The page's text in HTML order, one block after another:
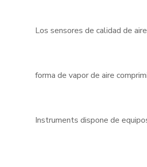
Los sensores de calidad de
forma de vapor de aire
Instruments dispone de